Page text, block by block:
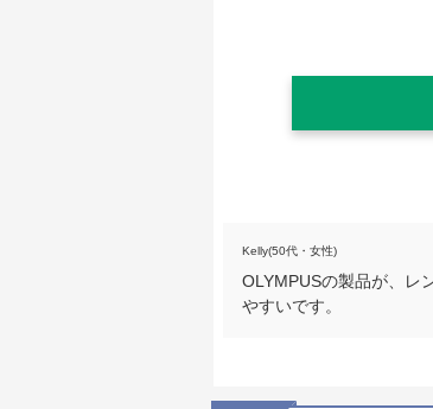
Kelly(50代・女性)
OLYMPUSの製品が、レ
やすいです。